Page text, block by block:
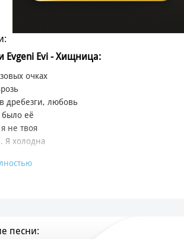
Evgeni Evi - Хищница:
очках
дребезги, любовь
её
я не твоя
Я холодна
меня
укротить
песни: